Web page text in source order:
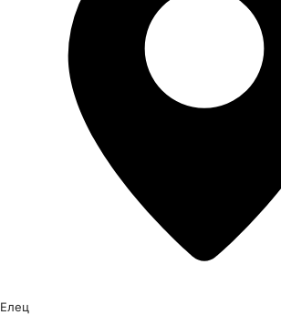
Елец